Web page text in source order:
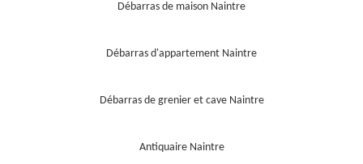
Débarras de maison Naintre
Débarras d'appartement Naintre
Débarras de grenier et cave Naintre
Antiquaire Naintre